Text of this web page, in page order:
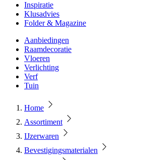
Inspiratie
Klusadvies
Folder & Magazine
Aanbiedingen
Raamdecoratie
Vloeren
Verlichting
Verf
Tuin
Home
Assortiment
IJzerwaren
Bevestigingsmaterialen